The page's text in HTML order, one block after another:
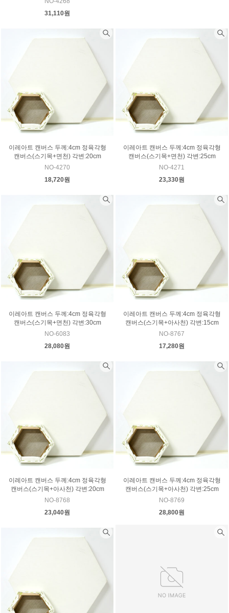
31,110원
이레아트 캔버스 두께:4cm 정육각형
캔버스(스기목+면천) 각변:20cm
NO-4270
18,720원
이레아트 캔버스 두께:4cm 정육각형
캔버스(스기목+면천) 각변:25cm
NO-4271
23,330원
이레아트 캔버스 두께:4cm 정육각형
캔버스(스기목+면천) 각변:30cm
NO-6083
28,080원
이레아트 캔버스 두께:4cm 정육각형
캔버스(스기목+아사천) 각변:15cm
NO-8767
17,280원
이레아트 캔버스 두께:4cm 정육각형
캔버스(스기목+아사천) 각변:20cm
NO-8768
23,040원
이레아트 캔버스 두께:4cm 정육각형
캔버스(스기목+아사천) 각변:25cm
NO-8769
28,800원